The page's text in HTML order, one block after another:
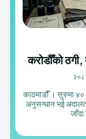
करोडौँको
काठमाडौँ । सुरुमा
अनुसन्धान भई अदालत